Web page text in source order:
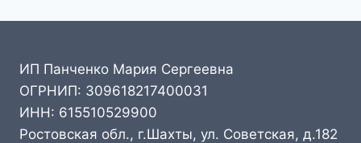
ИП Панченко Мария Сергеевна
ОГРНИП: 309618217400031
ИНН: 615510529900
Ростовская обл., г.Шахты, ул. Советская, д.182